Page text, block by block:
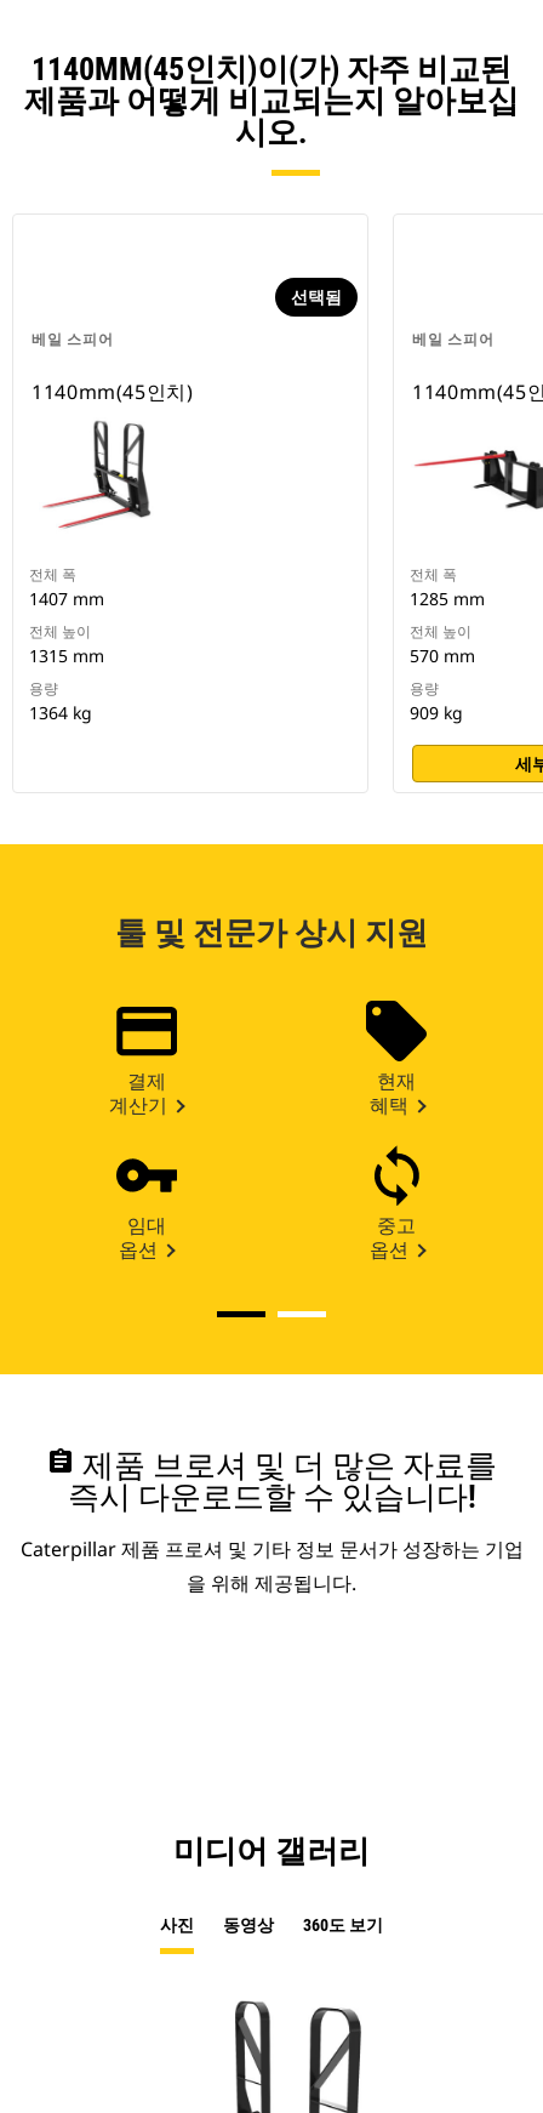
1140MM(45인치)이(가) 자주 비교된
제품과 어떻게 비교되는지 알아보십
시오.
베일 스피어
선택됨
1140mm(45인치)
전체 폭
1407 mm
전체 높이
1315 mm
용량
1364 kg
베일 스피어
1140mm(45
전체 폭
1285 mm
전체 높이
570 mm
용량
909 kg
세
툴 및 전문가 상시 지원
결제
계산기
현재
혜택
임대
옵션
중고
옵션
assignment 제품 브로셔 및 더 많은 자료를
즉시 다운로드할 수 있습니다!
Caterpillar 제품 프로셔 및 기타 정보 문서가 성장하는 기업
을 위해 제공됩니다.
미디어 갤러리
사진 동영상 360도 보기